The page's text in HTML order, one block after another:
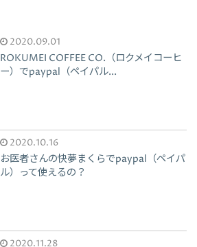
2020.09.01
ROKUMEI COFFEE CO.（ロクメイコーヒ
ー）でpaypal（ペイパル...
2020.10.16
お医者さんの快夢まくらでpaypal（ペイパ
ル）って使えるの？
2020.11.28